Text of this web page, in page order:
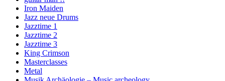
Iron Maiden
Jazz neue Drums
Jazztime 1
Jazztime 2
Jazztime 3
King Crimson
Masterclasses
Metal